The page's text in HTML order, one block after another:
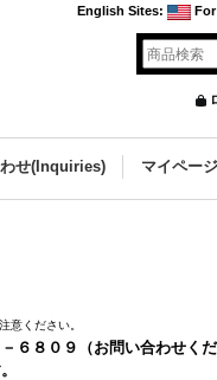
English Sites:
せ(Inquiries) マイページ
意ください。
６８０９（お問い合わせく